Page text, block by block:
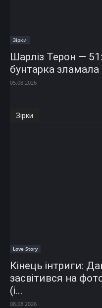
Зірки
Шарліз Терон —
бунтарка
05.08.2026
Зірки
Love Story
Кінець інтриги:
засвітився на
(і...
08.08.2026